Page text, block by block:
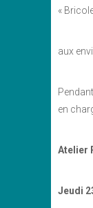
«
aux
en
Atelier
Jeudi